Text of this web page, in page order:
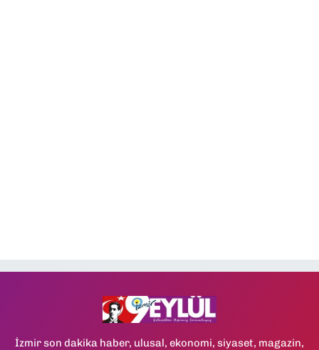
İzmir son dakika haber, ulusal, ekonomi, siyaset, magazin,